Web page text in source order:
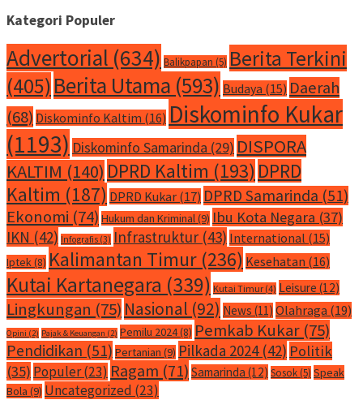
Kategori Populer
Advertorial (634) Balikpapan (5) Berita Terkini
(405)Berita Utama (593) Budaya (15) Daerah
(68) Diskominfo Kaltim (16) Diskominfo Kukar
(1193) Diskominfo Samarinda (29) DISPORA
KALTIM (140) DPRD Kaltim (193) DPRD
Kaltim (187) DPRD Kukar (17) DPRD Samarinda (51)
Ekonomi (74) Hukum dan Kriminal(9) Ibu Kota Negara (37)
IKN (42) Infografis (3) Infrastruktur (43) International (15)
Iptek(8) Kalimantan Timur (236) Kesehatan (16)
Kutai Kartanegara (339) Kutai Timur (4) Leisure (12)
Lingkungan (75) Nasional (92) News (11) Olahraga (19)
Opini (2) Pajak & Keuangan (2) Pemilu 2024(8) Pemkab Kukar (75)
Pendidikan (51) Pertanian (9) Pilkada 2024(42) Politik
(35) Populer(23) Ragam (71) Samarinda (12) Sosok(5) Speak
Bola (9) Uncategorized (23)